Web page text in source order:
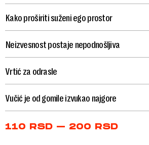
Kako proširiti suženi ego prostor
Neizvesnost postaje nepodnošljiva
Vrtić za odrasle
Vučić je od gomile izvukao najgore
110 RSD – 200 RSDPrice